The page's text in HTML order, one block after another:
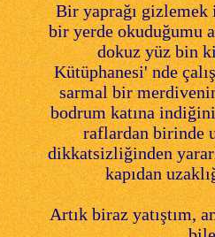
Bir yaprağı
bir yerde okuduğumu
dokuz yüz bin
Kütüphanesi' nde
sarmal bir
bodrum katına
raflardan birinde
dikkatsizliğinden
kapıdan
Artık biraz yatıştım,